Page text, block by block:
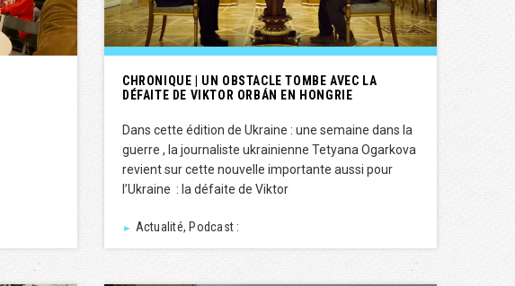
CHRONIQUE | UN OBSTACLE TOMBE AVEC LA
DÉFAITE DE VIKTOR ORBÁN EN HONGRIE
Dans cette édition de Ukraine : une semaine dans la
guerre , la journaliste ukrainienne Tetyana Ogarkova
revient sur cette nouvelle importante aussi pour
l’Ukraine : la défaite de Viktor
► Actualité, Podcast :